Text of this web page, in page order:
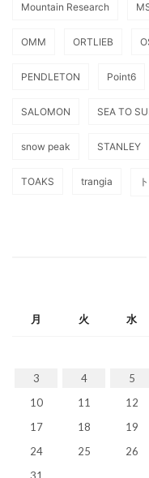
Mountain Research
OMM ORTLIEB
PENDLETON Point6
SALOMON SEA TO
snow peak STANLEY
TOAKS trangia
月 火 水
3
4 5
10
11 12
17
18 19
24
25 26
31